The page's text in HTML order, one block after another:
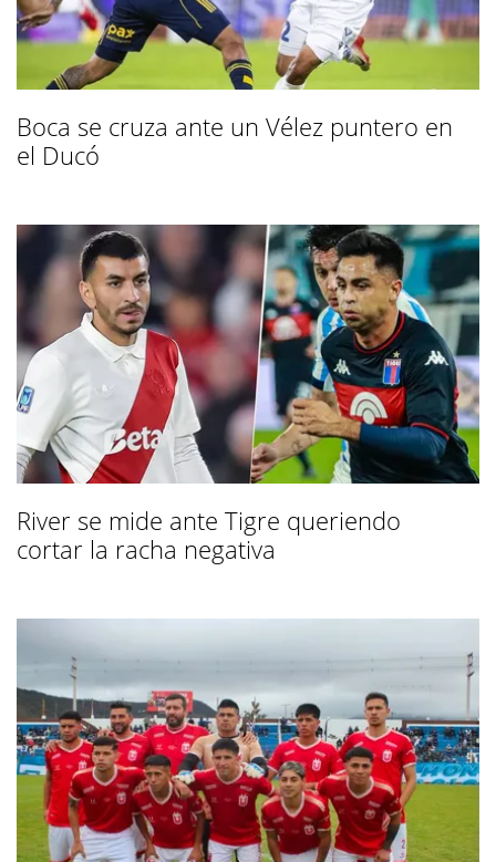
Boca se cruza ante un Vélez puntero en
el Ducó
River se mide ante Tigre queriendo
cortar la racha negativa